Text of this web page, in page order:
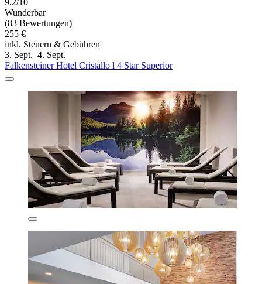
9,2/10
Wunderbar
(83 Bewertungen)
255 €
inkl. Steuern & Gebühren
3. Sept.–4. Sept.
Falkensteiner Hotel Cristallo l 4 Star Superior